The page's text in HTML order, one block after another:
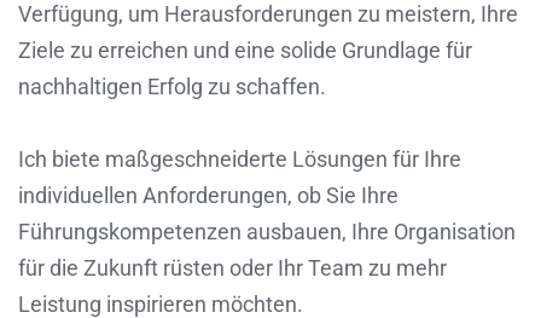
Verfügung, um Herausforderungen zu meistern, Ihre
Ziele zu erreichen und eine solide Grundlage für
nachhaltigen Erfolg zu schaffen.
Ich biete maßgeschneiderte Lösungen für Ihre
individuellen Anforderungen, ob Sie Ihre
Führungskompetenzen ausbauen, Ihre Organisation
für die Zukunft rüsten oder Ihr Team zu mehr
Leistung inspirieren möchten.